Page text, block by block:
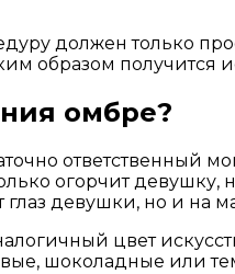
должен только
образом получится
омбре?
ответственный
огорчит
девушки, но и
цвет
шоколадные или